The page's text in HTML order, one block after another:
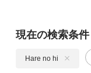
現在の検索条件
Hare no hi